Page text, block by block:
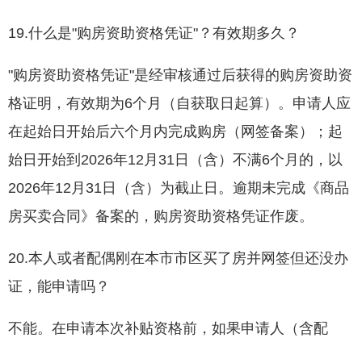
19.什么是"购房资助资格凭证"？有效期多久？
"购房资助资格凭证"是经审核通过后获得的购房资助资
格证明，有效期为6个月（自获取日起算）。申请人应
在起始日开始后六个月内完成购房（网签备案）；起
始日开始到2026年12月31日（含）不满6个月的，以
2026年12月31日（含）为截止日。逾期未完成《商品
房买卖合同》备案的，购房资助资格凭证作废。
20.本人或者配偶刚在本市市区买了房并网签但还没办
证，能申请吗？
不能。在申请本次补贴资格前，如果申请人（含配